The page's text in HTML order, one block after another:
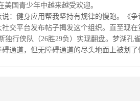
国青少年中越来越受欢迎。
：健身应用帮我坚持有规律的慢跑。《
交平台发布帖子揭发这个组织。直至现
独行侠队（26胜29负）实现翻盘。梦湖
通道，但无障碍通道的尽头地面上被划